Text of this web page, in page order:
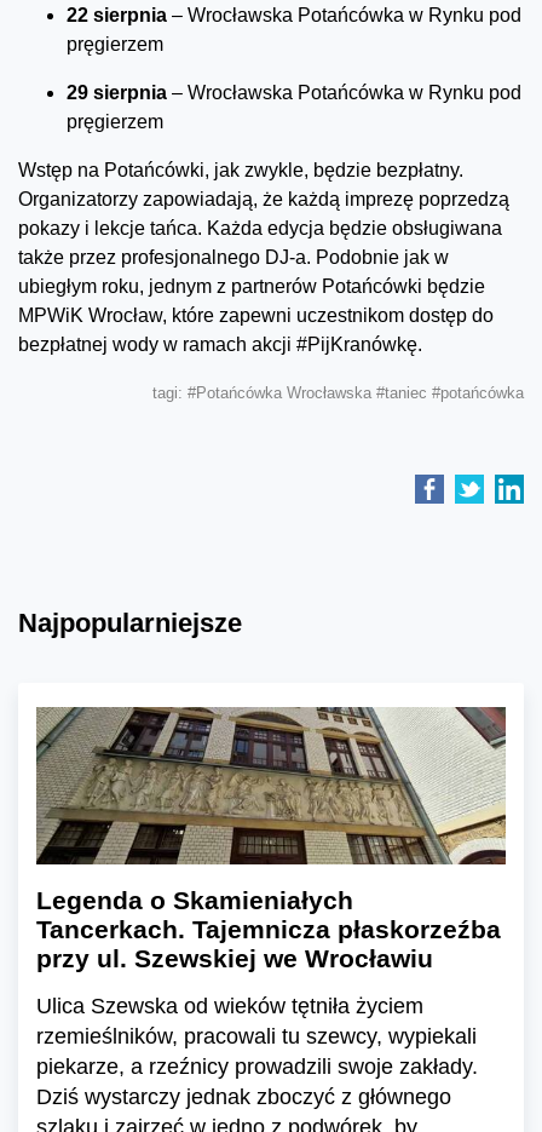
22 sierpnia – Wrocławska Potańcówka w Rynku pod
pręgierzem
29 sierpnia – Wrocławska Potańcówka w Rynku pod
pręgierzem
Wstęp na Potańcówki, jak zwykle, będzie bezpłatny.
Organizatorzy zapowiadają, że każdą imprezę poprzedzą
pokazy i lekcje tańca. Każda edycja będzie obsługiwana
także przez profesjonalnego DJ-a. Podobnie jak w
ubiegłym roku, jednym z partnerów Potańcówki będzie
MPWiK Wrocław, które zapewni uczestnikom dostęp do
bezpłatnej wody w ramach akcji #PijKranówkę.
tagi: #Potańcówka Wrocławska #taniec #potańcówka
Najpopularniejsze
Legenda o Skamieniałych
Tancerkach. Tajemnicza płaskorzeźba
przy ul. Szewskiej we Wrocławiu
Ulica Szewska od wieków tętniła życiem
rzemieślników, pracowali tu szewcy, wypiekali
piekarze, a rzeźnicy prowadzili swoje zakłady.
Dziś wystarczy jednak zboczyć z głównego
szlaku i zajrzeć w jedno z podwórek, by